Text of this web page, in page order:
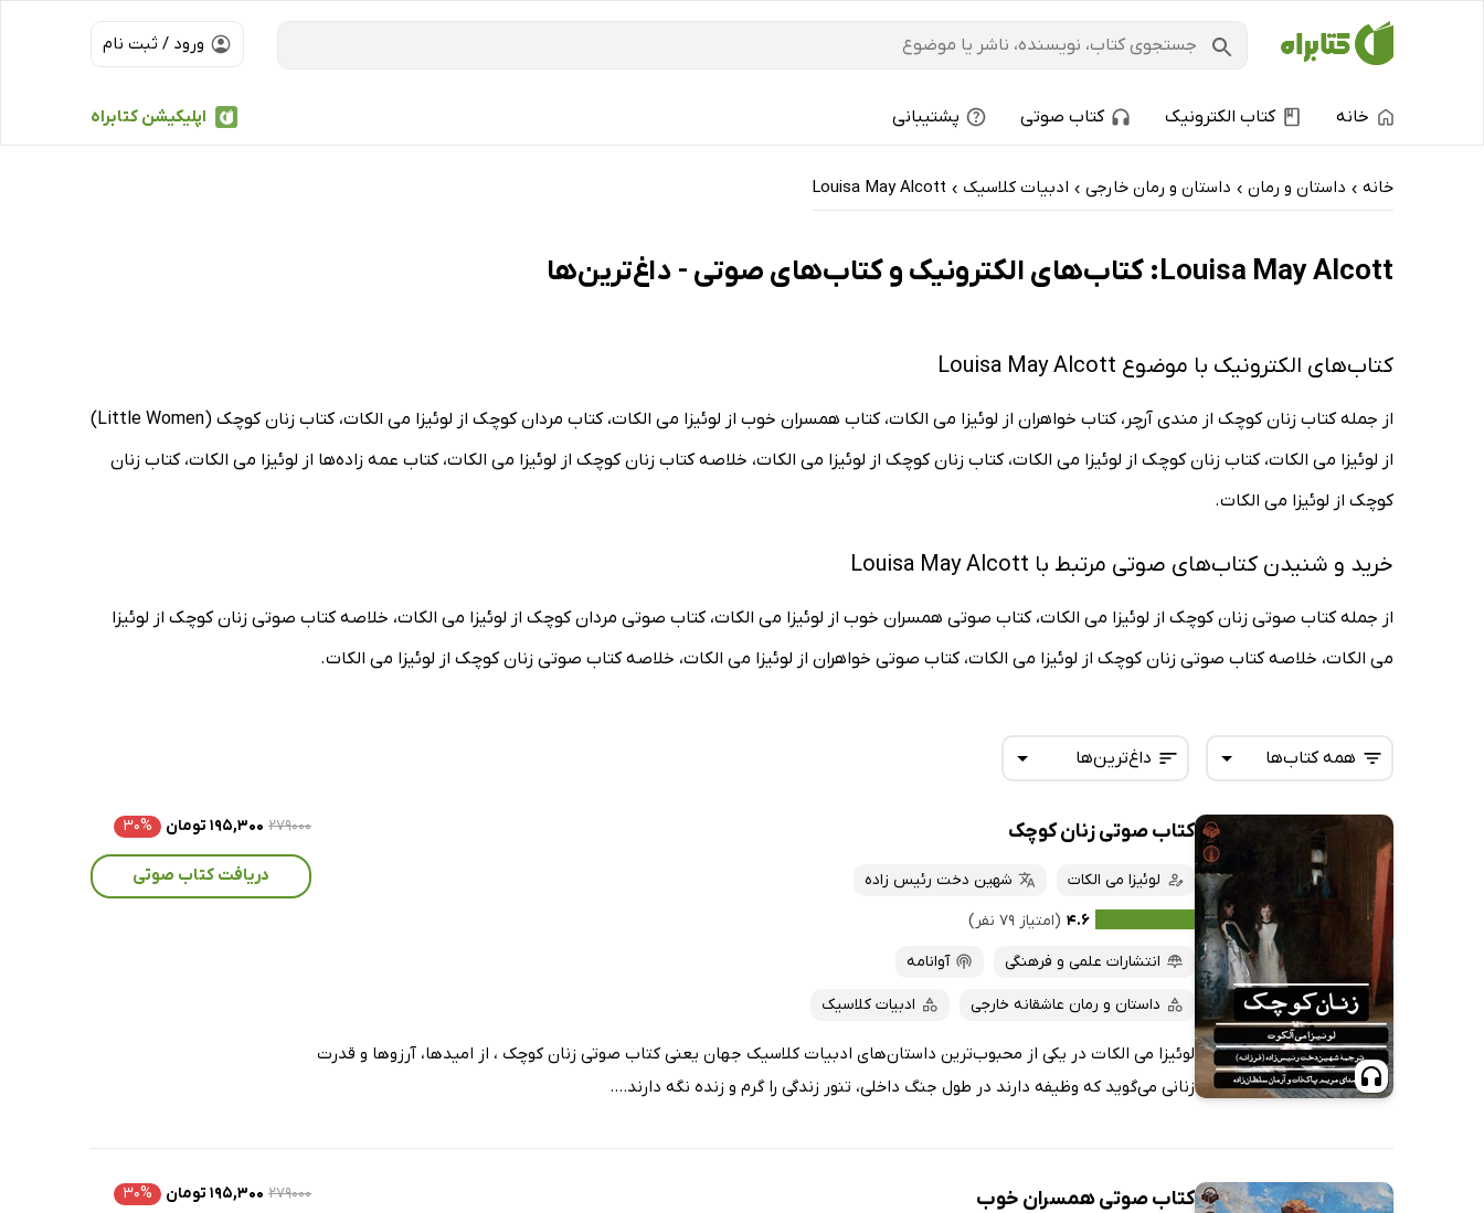
ورود / ثبت نام
اپلیکیشن کتابراه خانه کتاب الکترونیک کتاب صوتی پشتیبانی
خانه › داستان و رمان › داستان و رمان خارجی › ادبیات کلاسیک ›
Louisa May Alcott
Louisa May Alcott: کتاب‌های الکترونیک و کتاب‌های صوتی - داغ‌ترین‌ها
کتاب‌های الکترونیک با موضوع Louisa May Alcott
از جمله کتاب زنان کوچک از مندی آرچر، کتاب خواهران از لوئیزا می الکات، کتاب همسران خوب از لوئیزا می الکات، کتاب مردان کوچک از لوئیزا می الکات، کتاب زنان کوچک (Little Women)
از لوئیزا می الکات، کتاب زنان کوچک از لوئیزا می الکات، کتاب زنان کوچک از لوئیزا می الکات، خلاصه کتاب زنان کوچک از لوئیزا می الکات، کتاب عمه زاده‌ها از لوئیزا می الکات، کتاب زنان
کوچک از لوئیزا می الکات.
خرید و شنیدن کتاب‌های صوتی مرتبط با Louisa May Alcott
از جمله کتاب صوتی زنان کوچک از لوئیزا می الکات، کتاب صوتی همسران خوب از لوئیزا می الکات، کتاب صوتی مردان کوچک از لوئیزا می الکات، خلاصه کتاب صوتی زنان کوچک از لوئیزا
می الکات، خلاصه کتاب صوتی زنان کوچک از لوئیزا می الکات، کتاب صوتی خواهران از لوئیزا می الکات، خلاصه کتاب صوتی زنان کوچک از لوئیزا می الکات.
داغ‌ترین‌ها
تازه‌ها
داغ‌ترین‌ها
پربحث‌ها
ارزان ترین‌ها
همه کتاب‌ها
همه کتاب‌ها
کتاب‌های صوتی
کتاب‌های متنی
کتاب صوتی زنان کوچک
لوئیزا می الکات
شهین دخت رئیس زاده
۴.۶ (امتیاز ۷۹ نفر)
انتشارات علمی و فرهنگی
آوانامه
داستان و رمان عاشقانه خارجی ادبیات کلاسیک
لوئیزا می الکات در یکی از محبوب‌ترین داستان‌های ادبیات کلاسیک جهان یعنی کتاب صوتی زنان کوچک ، از امیدها، آرزوها و قدرت
زنانی می‌گوید که وظیفه دارند در طول جنگ داخلی، تنور زندگی را گرم و زنده نگه دارند....
۲۷۹۰۰۰ ۱۹۵,۳۰۰ تومان ۳۰%
دریافت کتاب صوتی
کتاب صوتی همسران خوب ۲۷۹۰۰۰ ۱۹۵,۳۰۰ تومان ۳۰%